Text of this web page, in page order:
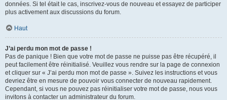
données. Si tel était le cas, inscrivez-vous de nouveau et essayez de participer
plus activement aux discussions du forum.
Haut
J’ai perdu mon mot de passe !
Pas de panique ! Bien que votre mot de passe ne puisse pas être récupéré, il
peut facilement être réinitialisé. Veuillez vous rendre sur la page de connexion
et cliquer sur « J’ai perdu mon mot de passe ». Suivez les instructions et vous
devriez être en mesure de pouvoir vous connecter de nouveau rapidement.
Cependant, si vous ne pouvez pas réinitialiser votre mot de passe, nous vous
invitons à contacter un administrateur du forum.